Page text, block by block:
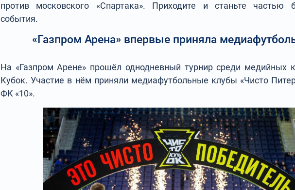
против московского «Спартака». Приходите и станьте частью
события.
«Газпром Арена» впервые приняла
На «Газпром Арене» прошёл однодневный турнир среди медийных
Кубок. Участие в нём приняли медиафутбольные клубы «Чисто
ФК «10».